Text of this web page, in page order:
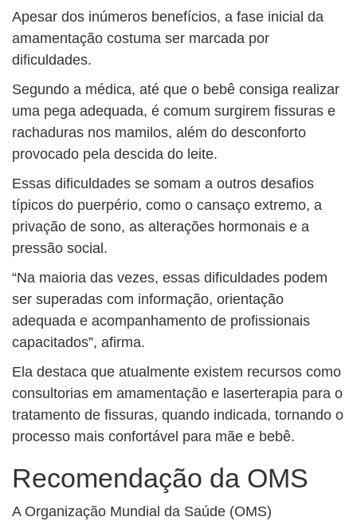
Apesar dos inúmeros benefícios, a fase inicial da
amamentação costuma ser marcada por
dificuldades.
Segundo a médica, até que o bebê consiga realizar
uma pega adequada, é comum surgirem fissuras e
rachaduras nos mamilos, além do desconforto
provocado pela descida do leite.
Essas dificuldades se somam a outros desafios
típicos do puerpério, como o cansaço extremo, a
privação de sono, as alterações hormonais e a
pressão social.
“Na maioria das vezes, essas dificuldades podem
ser superadas com informação, orientação
adequada e acompanhamento de profissionais
capacitados”, afirma.
Ela destaca que atualmente existem recursos como
consultorias em amamentação e laserterapia para o
tratamento de fissuras, quando indicada, tornando o
processo mais confortável para mãe e bebê.
Recomendação da OMS
A Organização Mundial da Saúde (OMS)